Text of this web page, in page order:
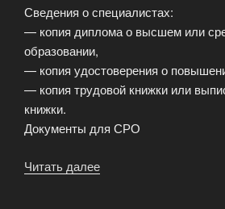
Сведения о специалистах:
— копия диплома о высшем или
образовании,
— копия удостоверения о
— копия трудовой книжки или
книжки.
Документы для СРО
Читать далее